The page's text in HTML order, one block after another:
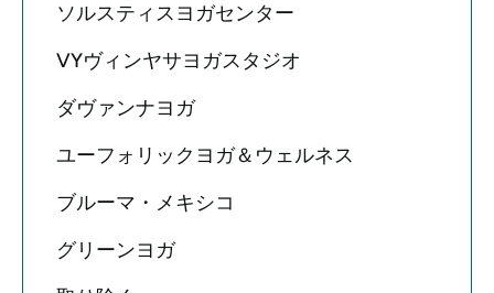
ソルスティスヨガセンター
VYヴィンヤサヨガスタジオ
ダヴァンナヨガ
ユーフォリックヨガ＆ウェルネス
ブルーマ・メキシコ
グリーンヨガ